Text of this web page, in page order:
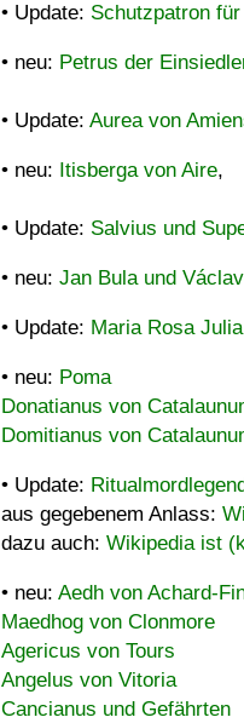
• Update: Schutzpatron
• neu: Petrus der
• Update: Aurea von
• neu: Itisberga von Aire,
• Update: Salvius und
• neu: Jan Bula und
• Update: Maria Rosa
• neu: Poma
Donatianus von
Domitianus von
• Update:
aus gegebenem Anlass:
dazu auch: Wikipedia ist
• neu: Aedh von Achard-
Maedhog von Clonmore
Agericus von Tours
Angelus von Vitoria
Cancianus und Gefährten